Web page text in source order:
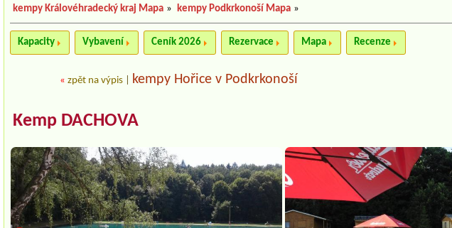
kempy Královéhradecký kraj Mapa » kempy Podkrkonoší Mapa »
Kapacity Vybavení Ceník 2026 Rezervace Mapa Recenze
«zpět na výpis kempy Hořice v Podkrkonoší
Kemp DACHOVA